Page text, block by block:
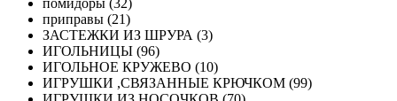
помидоры (32)
приправы (21)
ЗАСТЕЖКИ ИЗ ШРУРА (3)
ИГОЛЬНИЦЫ (96)
ИГОЛЬНОЕ КРУЖЕВО (10)
ИГРУШКИ ,СВЯЗАННЫЕ КРЮЧКОМ (99)